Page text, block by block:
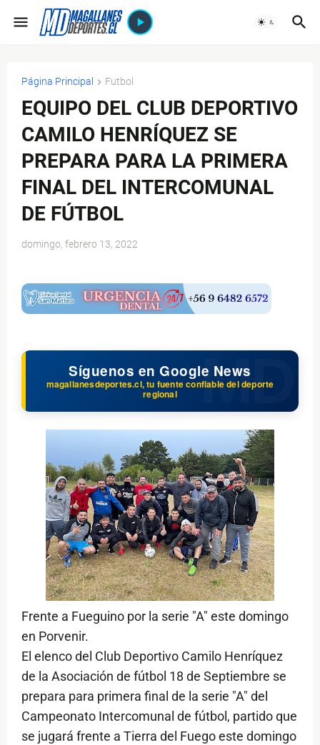
Página Principal Futbol
EQUIPO DEL CLUB DEPORTIVO
CAMILO HENRÍQUEZ SE
PREPARA PARA LA PRIMERA
FINAL DEL INTERCOMUNAL
DE FÚTBOL
domingo, febrero 13, 2022
Síguenos en Google News
magallanesdeportes.cl, tu fuente confiable del deporte
regional
Frente a Fueguino por la serie "A" este domingo
en Porvenir.
El elenco del Club Deportivo Camilo Henríquez
de la Asociación de fútbol 18 de Septiembre se
prepara para primera final de la serie "A" del
Campeonato Intercomunal de fútbol, partido que
se jugará frente a Tierra del Fuego este domingo